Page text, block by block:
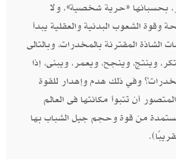
بحسبانها «حرية شخصية»، ولا
الشعوب البدنية والعقلية يبدأ
الشاذة المقترنة بالمخدرات، وبالتالى
وينتج، وينجح، ويعمر، ويبنى، إذا
وفي ذلك هدم وإهدار للقوة
أن تتبوأ مكانتها فى العالم
من قوة وحجم جيل الشباب بها